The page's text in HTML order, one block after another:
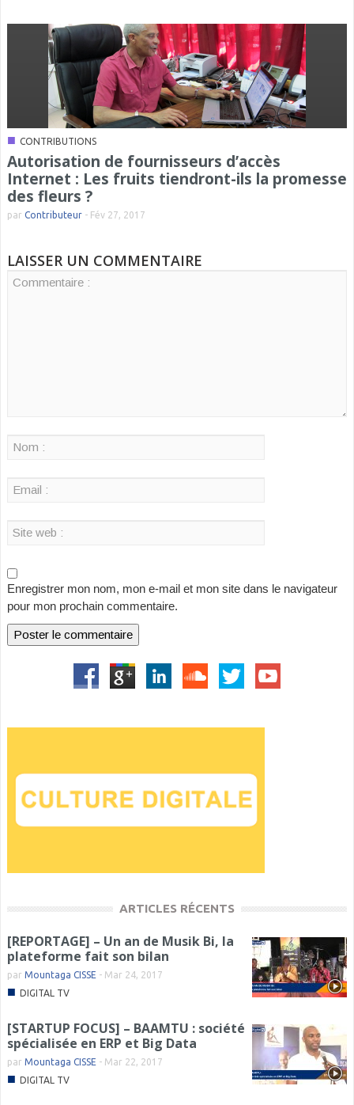
■ CONTRIBUTIONS
Autorisation de fournisseurs d’accès
Internet : Les fruits tiendront-ils la promesse
des fleurs ?
par Contributeur - Fév 27, 2017
LAISSER UN COMMENTAIRE
Enregistrer mon nom, mon e-mail et mon site dans le navigateur
pour mon prochain commentaire.
ARTICLES RÉCENTS
[REPORTAGE] – Un an de Musik Bi, la
plateforme fait son bilan
par Mountaga CISSE - Mar 24, 2017
■ DIGITAL TV
[STARTUP FOCUS] – BAAMTU : société
spécialisée en ERP et Big Data
par Mountaga CISSE - Mar 22, 2017
■ DIGITAL TV